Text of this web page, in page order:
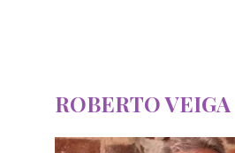
ROBERTO VEIGA